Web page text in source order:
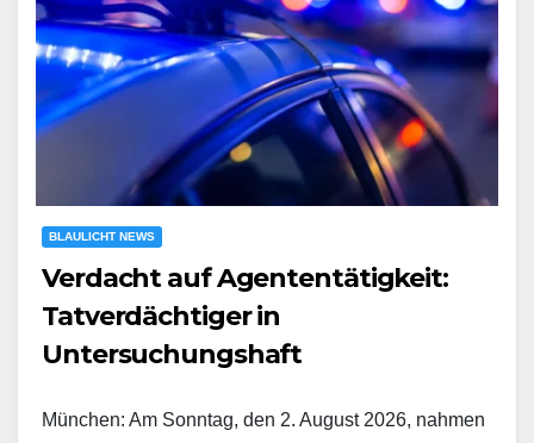
BLAULICHT NEWS
Verdacht auf Agententätigkeit:
Tatverdächtiger in
Untersuchungshaft
München: Am Sonntag, den 2. August 2026, nahmen